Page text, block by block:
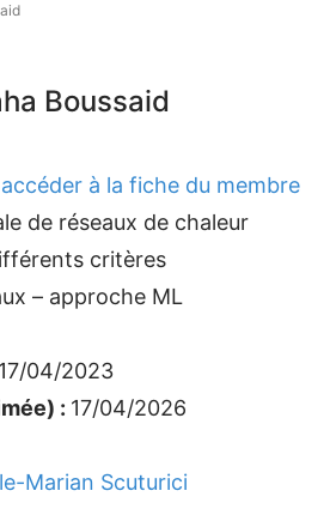
Boussaid
accéder à la fiche du membre
de réseaux de chaleur
critères
– approche ML
17/04/2023
: 17/04/2026
Marian Scuturici